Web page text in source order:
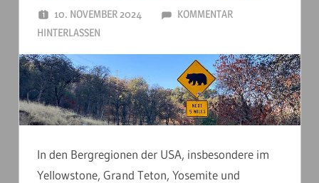
10. NOVEMBER 2024 ANDERSTOUREN
KOMMENTAR
HINTERLASSEN
In den Bergregionen der USA, insbesondere im
Yellowstone, Grand Teton, Yosemite und